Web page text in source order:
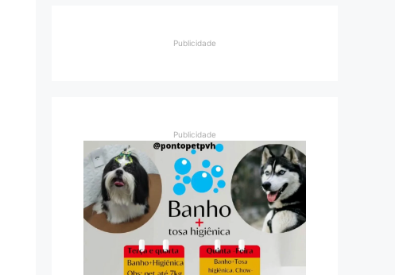
Publicidade
Publicidade